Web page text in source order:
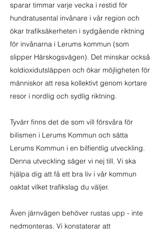
sparar timmar varje vecka i restid för
hundratusental invånare i vår region och
ökar trafiksäkerheten i sydgående riktning
för invånarna i Lerums kommun (som
slipper Härskogsvägen). Det minskar också
koldioxidutsläppen och ökar möjligheten för
människor att resa kollektivt genom kortare
resor i nordlig och sydlig riktning.
Tyvärr finns det de som vill försvåra för
bilismen i Lerums Kommun och sätta
Lerums Kommun i en bilfientlig utveckling.
Denna utveckling säger vi nej till. Vi ska
hjälpa dig att få ett bra liv i vår kommun
oaktat vilket trafikslag du väljer.
Även järnvägen behöver rustas upp - inte
nedmonteras. Vi konstaterar att